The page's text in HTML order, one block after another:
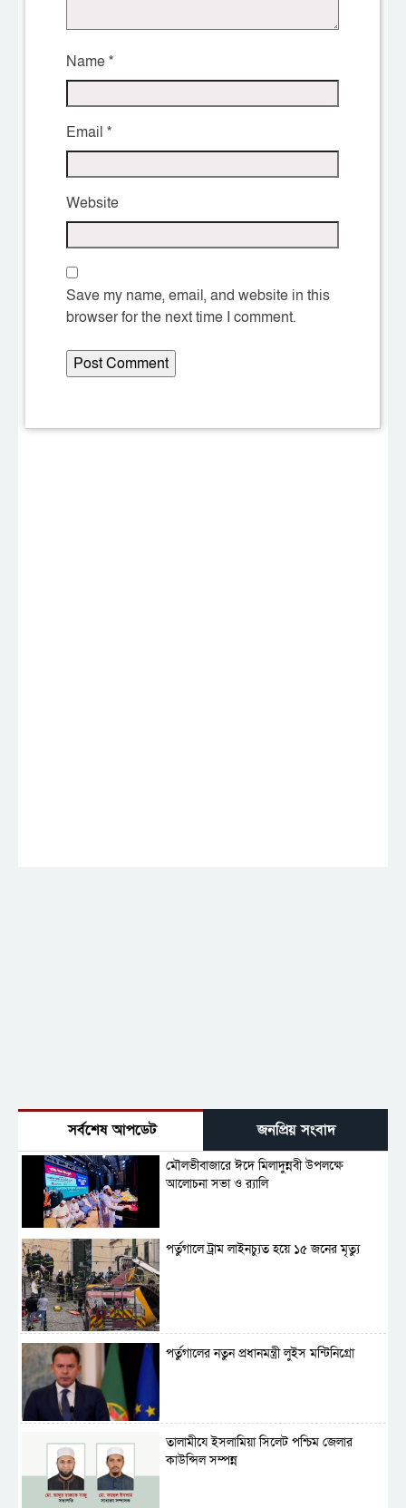
Name*
Email *
Website
Save my name, email, and website in this
browser for the next time I comment.
সর্বশেষ আপডেট জনপ্রিয় সংবাদ
মৌলভীবাজারে ঈদে মিলাদুন্নবী উপলক্ষে
আলোচনা সভা ও র‍্যালি
পর্তুগালে ট্রাম লাইনচ্যুত হয়ে ১৫ জনের মৃত্যু
পর্তুগালের নতুন প্রধানমন্ত্রী লুইস মন্টিনিগ্রো
‎তালামীযে ইসলামিয়া সিলেট পশ্চিম জেলার
কাউন্সিল সম্পন্ন